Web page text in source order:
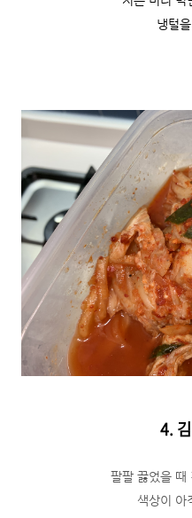
냉털
4.
팔팔 끓었을 때
색상이 아